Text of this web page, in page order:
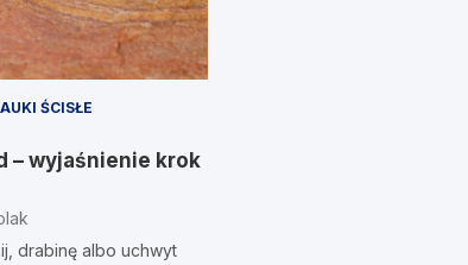
ŚCISŁE
– wyjaśnienie krok
drabinę albo uchwyt